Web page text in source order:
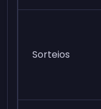
Sorteios